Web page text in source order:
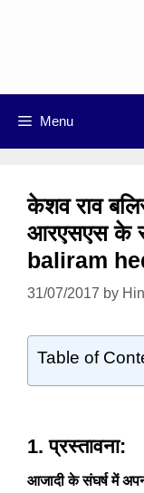
Menu
केशव राव
आरएसएस के
baliram
31/07/2017 by
Table of
1. प्रस्तावना:
आजादी के संघर्ष में